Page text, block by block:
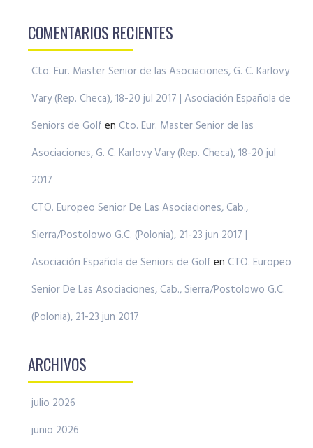
COMENTARIOS RECIENTES
Cto. Eur. Master Senior de las Asociaciones, G. C. Karlovy
Vary (Rep. Checa), 18-20 jul 2017 | Asociación Española de
Seniors de Golf en Cto. Eur. Master Senior de las
Asociaciones, G. C. Karlovy Vary (Rep. Checa), 18-20 jul
2017
CTO. Europeo Senior De Las Asociaciones, Cab.,
Sierra/Postolowo G.C. (Polonia), 21-23 jun 2017 |
Asociación Española de Seniors de Golf en CTO. Europeo
Senior De Las Asociaciones, Cab., Sierra/Postolowo G.C.
(Polonia), 21-23 jun 2017
ARCHIVOS
julio 2026
junio 2026